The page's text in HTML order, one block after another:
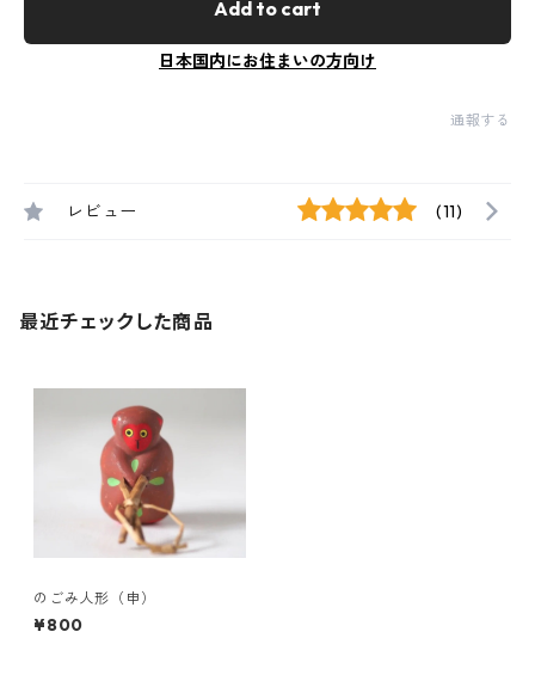
Add to cart
日本国内にお住まいの方向け
通報する
レビュー (11)
最近チェックした商品
のごみ人形（申）
¥800